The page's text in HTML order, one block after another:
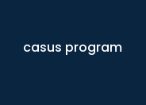
casus program